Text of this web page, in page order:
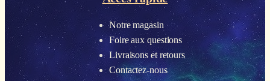
Notre magasin
Foire aux questions
Livraisons et retours
Contactez-nous